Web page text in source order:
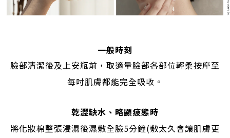
一般時刻
臉部清潔後及上安瓶前，取適量臉部各部位輕柔按摩至
每吋肌膚都能完全吸收。
乾澀缺水、略顯疲態時
將化妝棉整張浸濕後濕敷全臉5分鐘(敷太久會讓肌膚更